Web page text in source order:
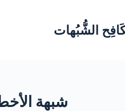
الشُّبُهات
شبهة